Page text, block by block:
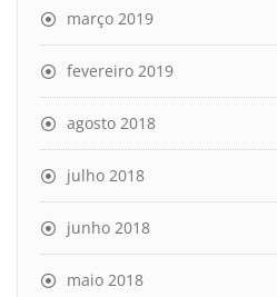
março 2019
fevereiro 2019
agosto 2018
julho 2018
junho 2018
maio 2018